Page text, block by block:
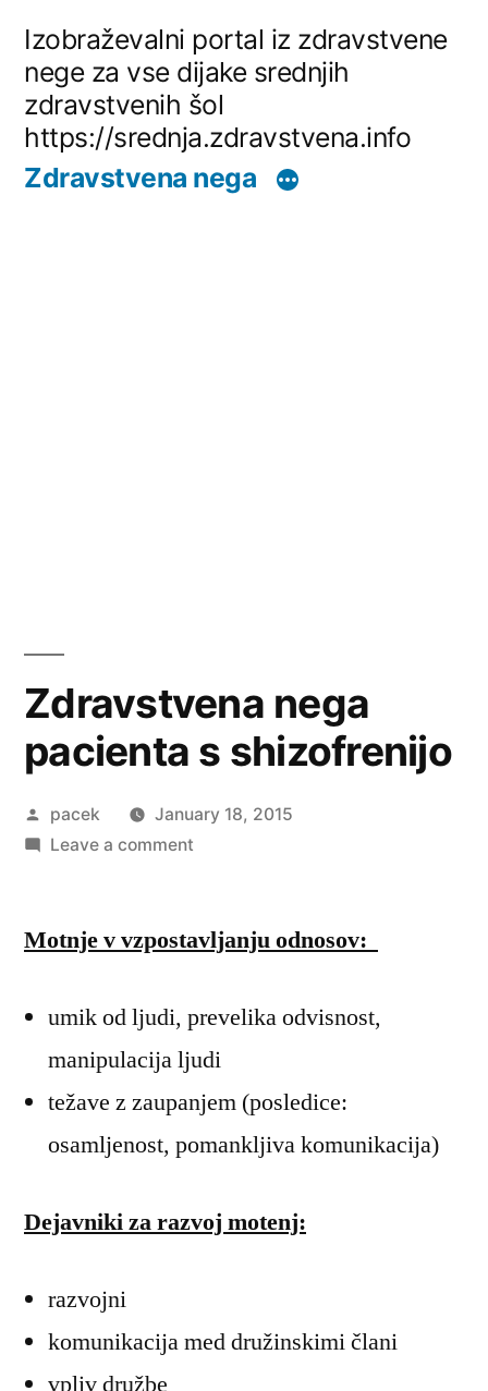
content
Izobraževalni portal iz zdravstvene
nege za vse dijake srednjih
zdravstvenih šol
https://srednja.zdravstvena.info
Zdravstvena nega
Zdravstvena nega
pacienta s shizofrenijo
Posted
by
pacek
January 18, 2015
Leave a commenton
pacienta
Motnje v vzpostavljanju odnosov:
umik od ljudi, prevelika odvisnost,
manipulacija ljudi
težave z zaupanjem (posledice:
osamljenost, pomankljiva komunikacija)
Dejavniki za razvoj motenj:
razvojni
komunikacija med družinskimi člani
vpliv družbe